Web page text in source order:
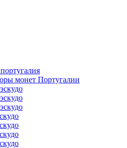
монет Португалии